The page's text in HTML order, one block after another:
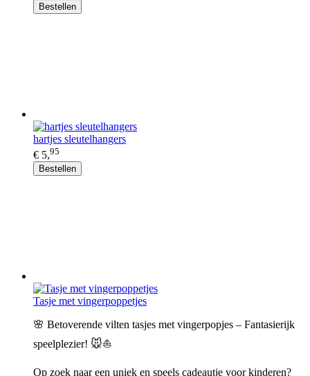
Bestellen
hartjes sleutelhangers
€ 5,95
Bestellen
Tasje met vingerpoppetjes
🌸 Betoverende vilten tasjes met vingerpopjes – Fantasierijk
speelplezier! 🐭⛵
Op zoek naar een uniek en speels cadeautje voor kinderen?